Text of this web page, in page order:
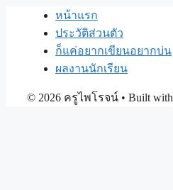
หน้าแรก
ประวัติส่วนตัว
ก็แค่อยากเขียนอยากบ่น
ผลงานนักเรียน
© 2026 ครูไพโรจน์ • Built with